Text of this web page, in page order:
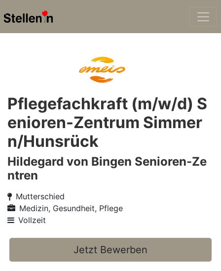
Pflegefachkraft (m/w/d) S
enioren-Zentrum Simmer
n/Hunsrück
Hildegard von Bingen Senioren-Ze
ntren
Mutterschied
Medizin, Gesundheit, Pflege
Vollzeit
Jetzt Bewerben